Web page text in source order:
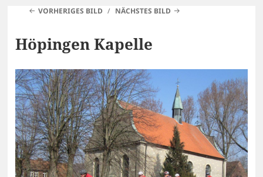
VORHERIGES BILD NÄCHSTES BILD
Höpingen Kapelle